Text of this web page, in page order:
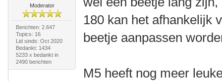
Moderator
Berichten: 2.647
Topics: 16
Lid sinds: Oct 2020
Bedankt: 1434
5233 x bedankt in
2490 berichten
180 kan het afhankelijk
beetje aanpassen
M5 heeft nog meer